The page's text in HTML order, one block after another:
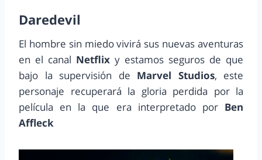
Daredevil
El hombre sin miedo vivirá sus nuevas aventuras
en el canal Netflix y estamos seguros de que
bajo la supervisión de Marvel Studios, este
personaje recuperará la gloria perdida por la
película en la que era interpretado por Ben
Affleck